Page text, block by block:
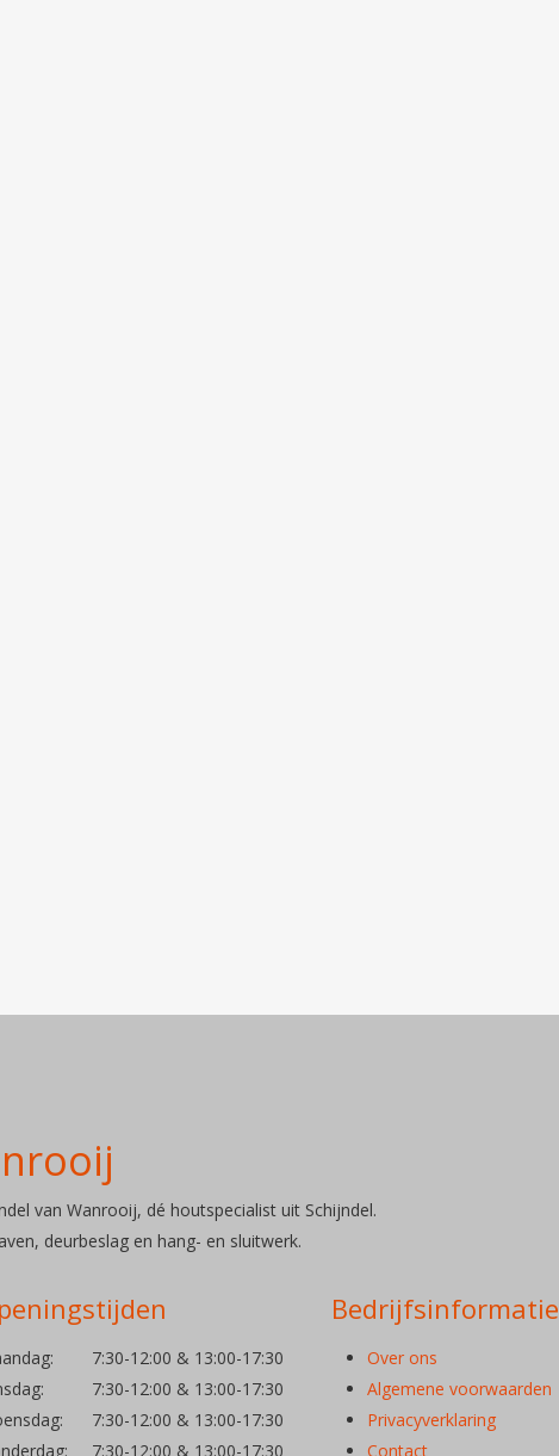
van Wanrooij, dé houtspecialist uit Schijndel.
deurbeslag en hang- en sluitwerk.
7:30-12:00 & 13:00-17:30
7:30-12:00 & 13:00-17:30
7:30-12:00 & 13:00-17:30
7:30-12:00 & 13:00-17:30
Bedrijfsinformatie
Over ons
Algemene voorwaarden
Privacyverklaring
Contact